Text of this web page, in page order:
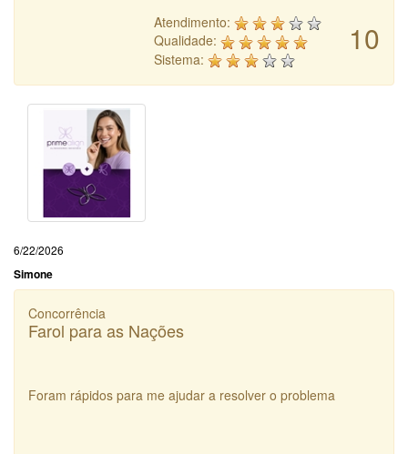
10
Atendimento:
Qualidade:
Sistema:
6/22/2026
Simone
Concorrência
Farol para as Nações
Foram rápidos para me ajudar a resolver o problema